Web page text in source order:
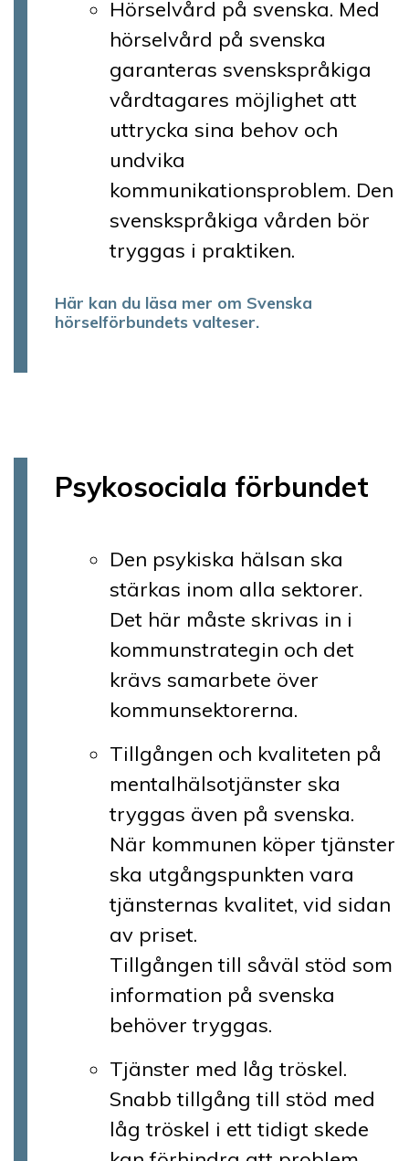
Hörselvård på svenska. Med
hörselvård på svenska
garanteras svenskspråkiga
vårdtagares möjlighet att
uttrycka sina behov och
undvika
kommunikationsproblem. Den
svenskspråkiga vården bör
tryggas i praktiken.
Här kan du läsa mer om Svenska
hörselförbundets valteser.
Psykosociala förbundet
Den psykiska hälsan ska
stärkas inom alla sektorer.
Det här måste skrivas in i
kommunstrategin och det
krävs samarbete över
kommunsektorerna.
Tillgången och kvaliteten på
mentalhälsotjänster ska
tryggas även på svenska.
När kommunen köper tjänster
ska utgångspunkten vara
tjänsternas kvalitet, vid sidan
av priset.
Tillgången till såväl stöd som
information på svenska
behöver tryggas.
Tjänster med låg tröskel.
Snabb tillgång till stöd med
låg tröskel i ett tidigt skede